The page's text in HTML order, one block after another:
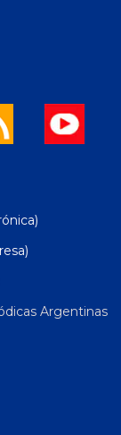
Argentinas